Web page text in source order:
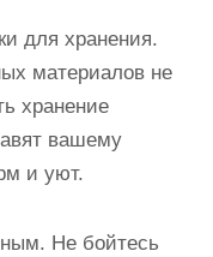
для хранения.
материалов не
хранение
вашему
и уют.
Не бойтесь